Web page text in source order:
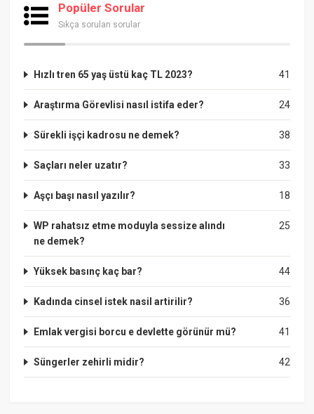
Popüler Sorular
Sıkça sorulan sorular
41
Hızlı tren 65 yaş üstü kaç TL 2023?
24
Araştırma Görevlisi nasıl istifa eder?
38
Sürekli işçi kadrosu ne demek?
33
Saçları neler uzatır?
18
Aşçı başı nasıl yazılır?
25
WP rahatsız etme moduyla sessize alındı
ne demek?
44
Yüksek basınç kaç bar?
36
Kadında cinsel istek nasil artirilir?
41
Emlak vergisi borcu e devlette görünür mü?
42
Süngerler zehirli midir?